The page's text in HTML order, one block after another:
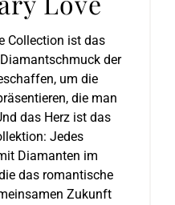
Collection ist das
der
um die
die man
das Herz ist das
Jedes
Diamanten im
das romantische
Zukunft